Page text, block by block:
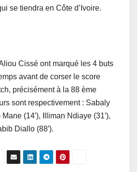
se tiendra en Côte d’Ivoire.
Cissé ont marqué les 4 buts
avant de corser le score
précisément à la 88 ème
sont respectivement : Sabaly
(14′), Illiman Ndiaye (31′),
Diallo (88′).